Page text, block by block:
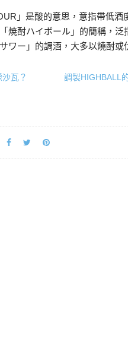
」是酸的意思，意指帶低
「焼酎ハイボール」的簡稱，
ワー」的調酒，大多以燒酎或
瓦？ 調製HIGHBALL